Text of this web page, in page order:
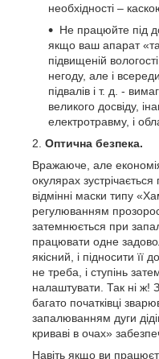
необхідності –
Не працюйте під
якщо ваш апарат
підвищеній
негоду, але і
підвалів і т. д. -
великого досвіду,
електротравму, і
Оптична безпека.
Вражаюче, але
окулярах
відмінні маски типу
регулюванням
затемнюється при
працювати одне
якісний, і підносити її
не треба, і ступінь
налаштувати. Так ні ж!
багато початківці
запалюванням дуги
криваві в очах»
Навіть якщо ви